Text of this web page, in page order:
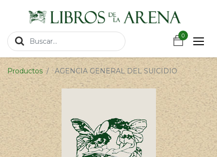
0
0
Productos AGENCIA GENERAL DEL SUICIDIO